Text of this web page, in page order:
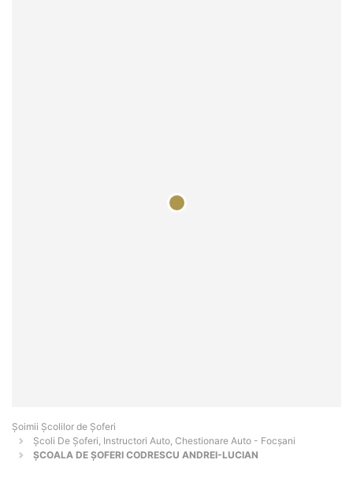
Şoimii Școlilor de Șoferi
Școli De Șoferi, Instructori Auto, Chestionare Auto - Focşani
ȘCOALA DE ȘOFERI CODRESCU ANDREI-LUCIAN